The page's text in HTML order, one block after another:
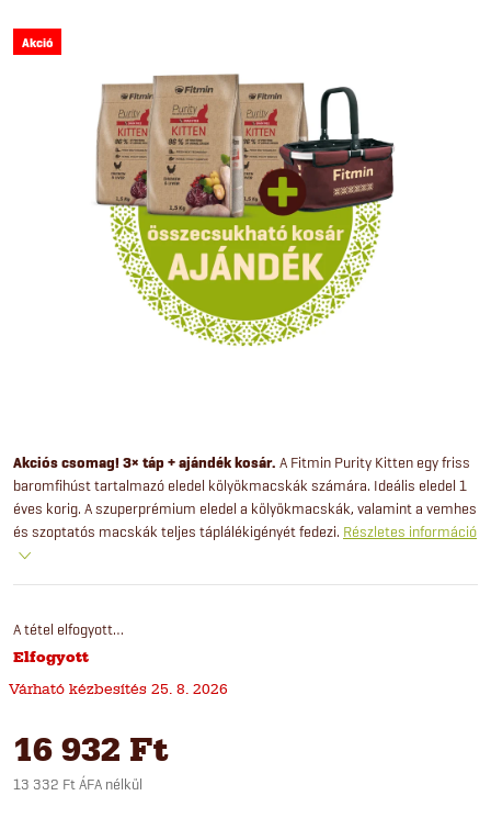
Akció
Akciós csomag! 3× táp + ajándék kosár. A Fitmin Purity Kitten egy friss
baromfihúst tartalmazó eledel kölyökmacskák számára. Ideális eledel 1
éves korig. A szuperprémium eledel a kölyökmacskák, valamint a vemhes
és szoptatós macskák teljes táplálékigényét fedezi. Részletes információ
A tétel elfogyott…
Elfogyott
25. 8. 2026
16 932 Ft
13 332 Ft ÁFA nélkül